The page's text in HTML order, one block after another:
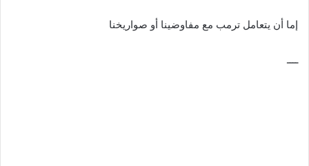
إما أن يتعامل ترمب مع مفاوضينا أو صواريخنا
ــــ